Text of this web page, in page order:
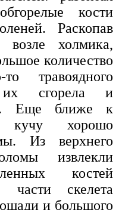
кости
Раскопав
холмика,
количество
то травоядного
их сгорела и
Еще ближе к
кучу хорошо
Из верхнего
извлекли
костей
части скелета
и большого